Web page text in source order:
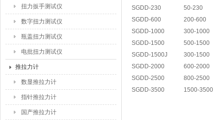
扭力扳手测试仪
数字扭力测试仪
瓶盖扭力测试仪
电批扭力测试仪
推拉力计
数显推拉力计
指针推拉力计
国产推拉力计
SGDD-230
50-230
SGDD-600
200-600
SGDD-1000
300-1000
SGDD-1500
500-1500
SGDD-1500J
300-1500
SGDD-2000
600-2000
SGDD-2500
800-2500
SGDD-3500
1500-3500